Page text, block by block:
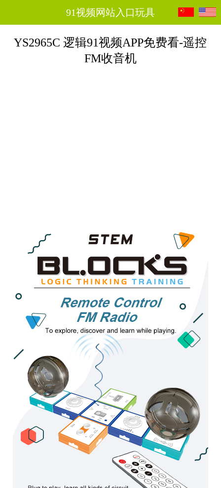
91视频网站入口玩具
YS2965C 逻辑91视频APP免费看-遥控
FM收音机